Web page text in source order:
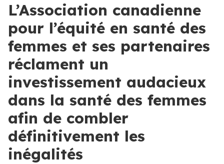
L’Association canadienne
pour l’équité en santé des
femmes et ses partenaires
réclament un
investissement audacieux
dans la santé des femmes
afin de combler
définitivement les
inégalités